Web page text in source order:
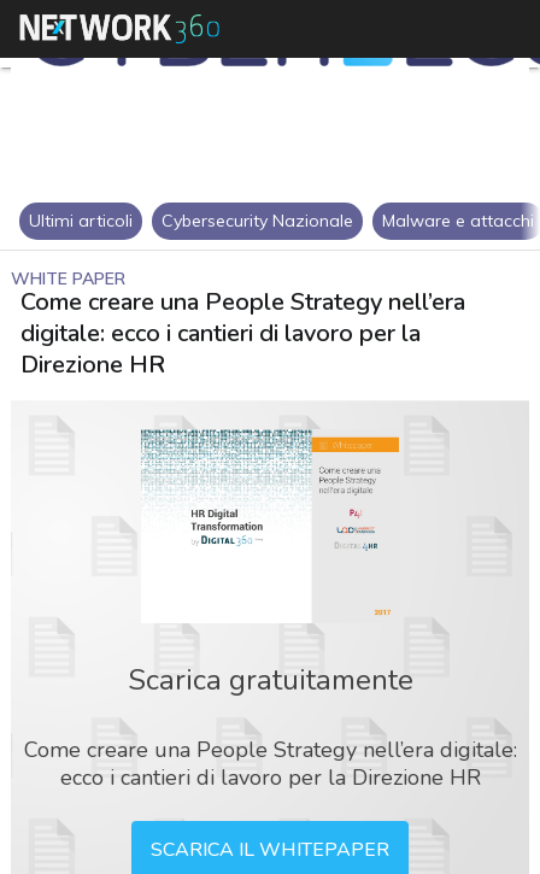
Ultimi articoli Cybersecurity Nazionale Malware e attacchi
WHITE PAPER
Come creare una People Strategy nell’era
digitale: ecco i cantieri di lavoro per la
Direzione HR
Scarica gratuitamente
Come creare una People Strategy nell’era digitale:
ecco i cantieri di lavoro per la Direzione HR
SCARICA IL WHITEPAPER